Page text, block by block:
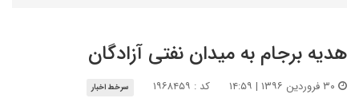
هدیه برجام به میدان نفتی آزادگان
کد : ۱۹۶۸۴۵۹ سرخط اخبار